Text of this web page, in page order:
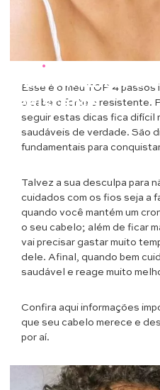
•
Como manter o
resistente
Esse é o meu TOP 4
o cabelo forte e resistente.
seguir estas dicas fica difícil
saudáveis de verdade. São
fundamentais para
Talvez a sua desculpa para
cuidados com os fios seja a
quando você mantém um
o seu cabelo; além de ficar
vai precisar gastar muito
dele. Afinal, quando bem
saudável e reage muito
Confira aqui informações
que seu cabelo merece e
por aí.